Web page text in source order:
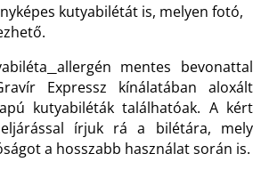
kutyabilétát is, melyen fotó,
allergén mentes bevonattal
Expressz kínálatában aloxált
kutyabiléták találhatóak. A kért
írjuk rá a bilétára, mely
a hosszabb használat során is.